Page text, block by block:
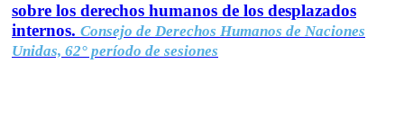
sobre los derechos humanos de los desplazados
internos. Consejo de Derechos Humanos de Naciones
Unidas, 62° período de sesiones